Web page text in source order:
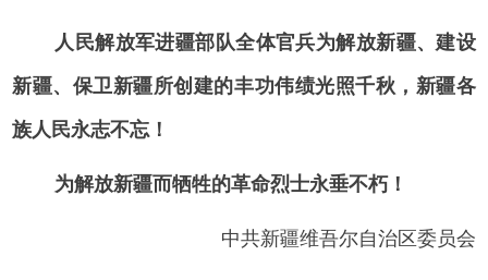
人民解放军进疆部队全体官兵为解放新疆、建设
新疆、保卫新疆所创建的丰功伟绩光照千秋，新疆各
族人民永志不忘！
为解放新疆而牺牲的革命烈士永垂不朽！
中共新疆维吾尔自治区委员会